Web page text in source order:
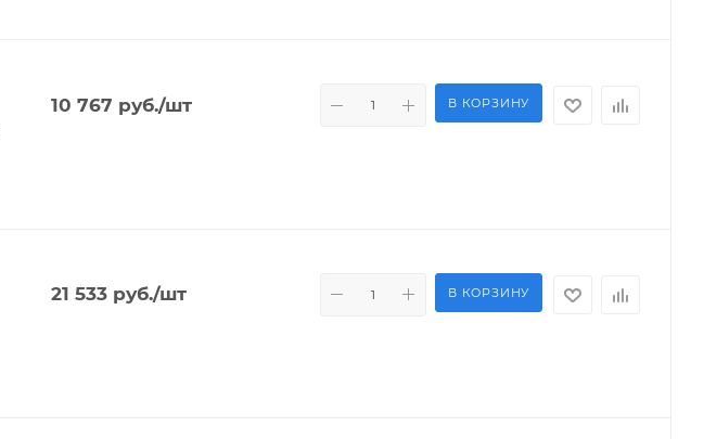
10 767 руб./шт В КОРЗИНУ
21 533руб./шт В КОРЗИНУ